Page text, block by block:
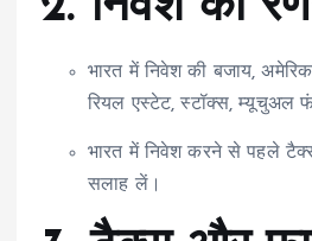
भारत में निवेश की बजाय,
रियल एस्टेट, स्टॉक्स, म्यूचुअल
भारत में निवेश करने से पहले
सलाह लें।